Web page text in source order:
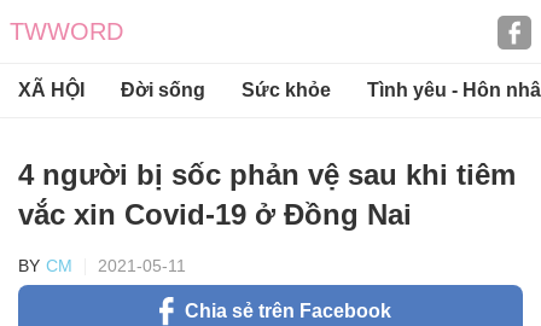
TWWORD
XÃ HỘI Đời sống Sức khỏe Tình yêu - Hôn
4 người bị sốc phản vệ sau khi tiêm
vắc xin Covid-19 ở Đồng Nai
CM 2021-05-11
Chia sẻ trên Facebook